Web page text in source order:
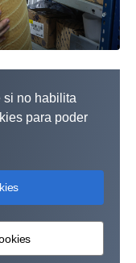
si no habilita
para poder